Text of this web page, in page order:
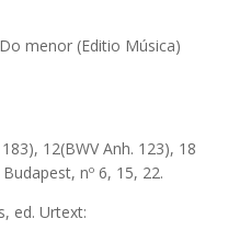
menor (Editio Música)
12(BWV Anh. 123), 18
nº 6, 15, 22.
ed. Urtext: